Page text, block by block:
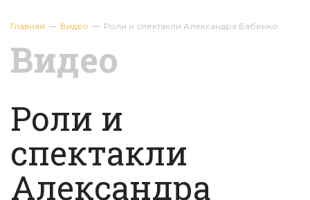
Главная Видео Роли и спектакли Александра Бабенко
Видео
Роли и
спектакли
Александра